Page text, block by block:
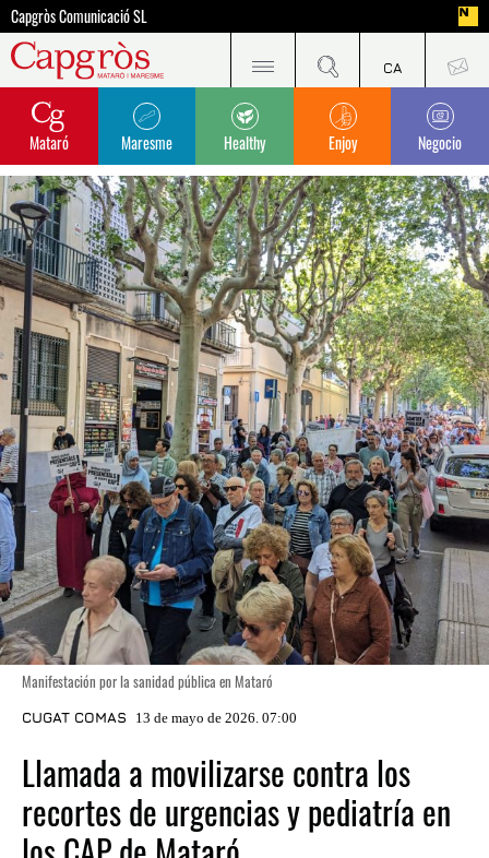
Capgròs Comunicació SL
Mataró Maresme Healthy Enjoy Negocio
Manifestación por la sanidad pública en Mataró
CUGAT COMAS 13 de mayo de 2026. 07:00
Llamada a movilizarse contra los
recortes de urgencias y pediatría en